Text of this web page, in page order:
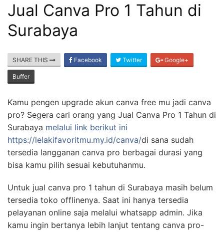
Jual Canva Pro 1 Tahun di
Surabaya
SHARE THIS Facebook Twitter Google+
Buffer
Kamu pengen upgrade akun canva free mu jadi canva
pro? Segera cari orang yang Jual Canva Pro 1 Tahun di
Surabaya melalui link berikut ini
https://lelakifavoritmu.my.id/canva/di sana sudah
tersedia langganan canva pro berbagai durasi yang
bisa kamu pilih sesuai kebutuhanmu.
Untuk jual canva pro 1 tahun di Surabaya masih belum
tersedia toko offlinenya. Saat ini hanya tersedia
pelayanan online saja melalui whatsapp admin. Jika
kamu ingin bertanya lebih lanjut tentang canva pro-